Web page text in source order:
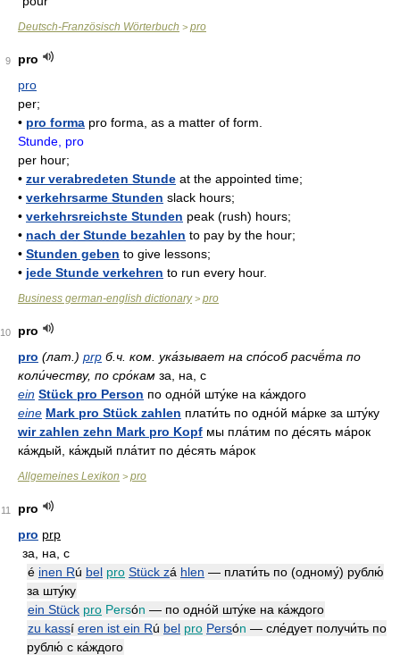
Deutsch-Französisch Wörterbuch > pro
9
pro
pro
per;
• pro forma pro forma, as a matter of form.
Stunde, pro
per hour;
• zur verabredeten Stunde at the appointed time;
• verkehrsarme Stunden slack hours;
• verkehrsreichste Stunden peak (rush) hours;
• nach der Stunde bezahlen to pay by the hour;
• Stunden geben to give lessons;
• jede Stunde verkehren to run every hour.
Business german-english dictionary> pro
10
pro
pro (лат.) prp б.ч. ком. ука́зывает на спо́соб расчё́та по
коли́честву, по сро́кам за, на, с
ein Stück pro Person по одно́й шту́ке на ка́ждого
eine Mark pro Stück zahlen плати́ть по одно́й ма́рке за шту́ку
wir zahlen zehn Mark pro Kopf мы пла́тим по де́сять ма́рок
ка́ждый, ка́ждый пла́тит по де́сять ма́рок
Allgemeines Lexikon > pro
11
pro
pro prp
за, на, с
é inen Rú bel pro Stück zá hlen — плати́ть по (одному́) рублю́
за шту́ку
ein Stück pro Persón — по одно́й шту́ке на ка́ждого
zu kassí eren ist ein Rú bel pro Persón — сле́дует получи́ть по
рублю́ с ка́ждого